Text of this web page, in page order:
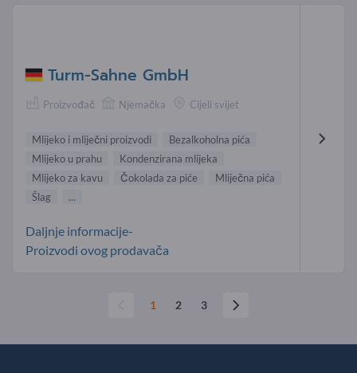
Turm-Sahne GmbH
Proizvođač Njemačka Cijeli svijet
Mlijeko i mliječni proizvodi
Bezalkoholna pića
Mlijeko u prahu
Kondenzirana mlijeka
Mlijeko za kavu
Čokolada za piće
Mliječna pića
Šlag
...
Daljnje informacije-
Proizvodi ovog prodavača
1 2 3